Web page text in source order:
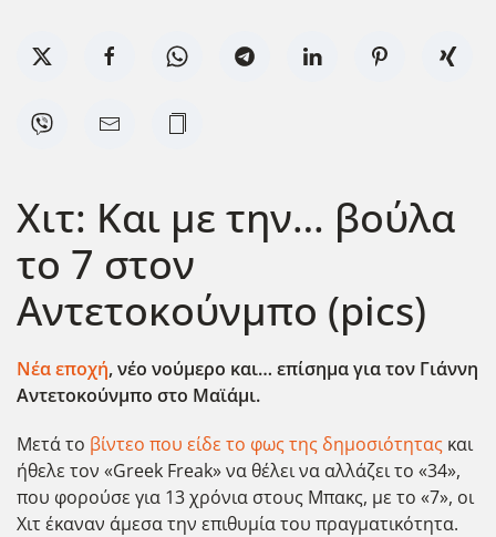
Χιτ: Και με την… βούλα
το 7 στον
Αντετοκούνμπο (pics)
Νέα εποχή, νέο νούμερο και… επίσημα για τον Γιάννη
Αντετοκούνμπο στο Μαϊάμι.
Μετά το βίντεο που είδε το φως της δημοσιότητας και
ήθελε τον «Greek Freak» να θέλει να αλλάζει το «34»,
που φορούσε για 13 χρόνια στους Μπακς, με το «7», οι
Χιτ έκαναν άμεσα την επιθυμία του πραγματικότητα.